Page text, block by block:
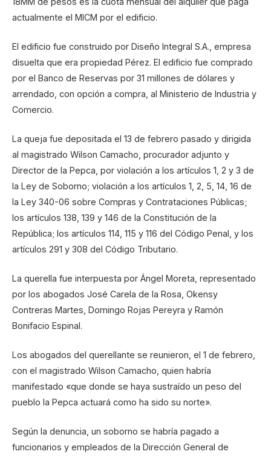
actualmente el MICM por el edificio.
El edificio fue construido por Diseño Integral S.A., empresa
disuelta que era propiedad Pérez. El edificio fue comprado
por el Banco de Reservas por 31 millones de dólares y
arrendado, con opción a compra, al Ministerio de Industria y
Comercio.
La queja fue depositada el 13 de febrero pasado y dirigida
al magistrado Wilson Camacho, procurador adjunto y
Director de la Pepca, por violación a los artículos 1, 2 y 3 de
la Ley de Soborno; violación a los artículos 1, 2, 5, 14, 16 de
la Ley 340-06 sobre Compras y Contrataciones Públicas;
los artículos 138, 139 y 146 de la Constitución de la
República; los artículos 114, 115 y 116 del Código Penal, y los
artículos 291 y 308 del Código Tributario.
La querella fue interpuesta por Ángel Moreta, representado
por los abogados José Carela de la Rosa, Okensy
Contreras Martes, Domingo Rojas Pereyra y Ramón
Bonifacio Espinal.
Los abogados del querellante se reunieron, el 1 de febrero,
con el magistrado Wilson Camacho, quien habría
manifestado «que donde se haya sustraído un peso del
pueblo la Pepca actuará como ha sido su norte».
Según la denuncia, un soborno se habría pagado a
funcionarios y empleados de la Dirección General de